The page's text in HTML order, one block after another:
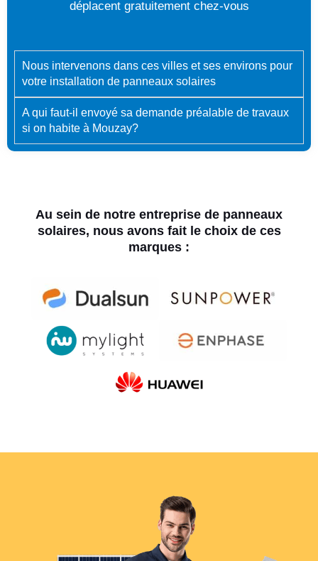
déplacent gratuitement chez-vous
Nous intervenons dans ces villes et ses environs pour
votre installation de panneaux solaires
A qui faut-il envoyé sa demande préalable de travaux
si on habite à Mouzay?
Au sein de notre entreprise de panneaux
solaires, nous avons fait le choix de ces
marques :